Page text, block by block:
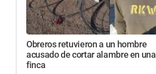
Obreros retuvieron a un hombre
acusado de cortar alambre en una
finca